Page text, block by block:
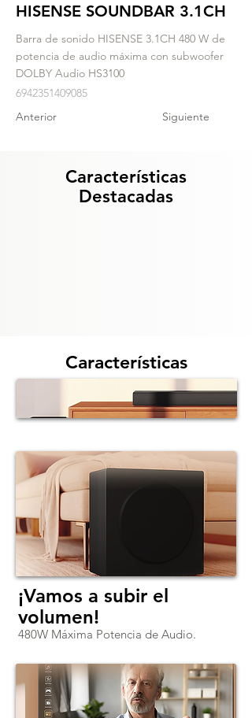
HISENSE SOUNDBAR 3.1CH
Barra de sonido HISENSE 3.1CH 480 W de
potencia de audio máxima con subwoofer
DOLBY Audio HS3100
6942351409085
Anterior
Siguiente
Características
Destacadas
Características
¡Vamos a subir el
volumen!
480W Máxima Potencia de Audio.